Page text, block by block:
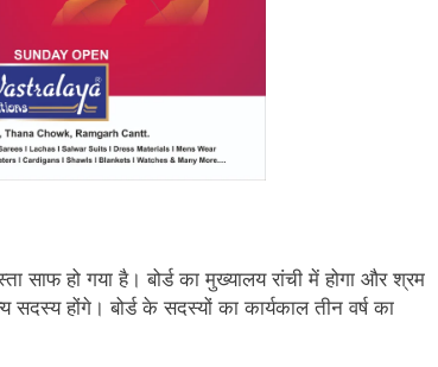
साफ हो गया है। बोर्ड का मुख्यालय रांची में होगा और श्रम
होंगे। बोर्ड के सदस्यों का कार्यकाल तीन वर्ष का